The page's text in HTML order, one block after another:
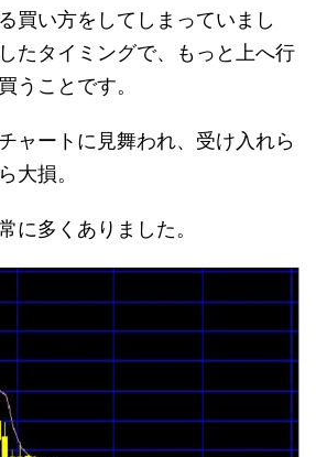
買い方をしてしまっていまし
たタイミングで、もっと上へ行
うことです。
ャートに見舞われ、受け入れら
大損。
に多くありました。